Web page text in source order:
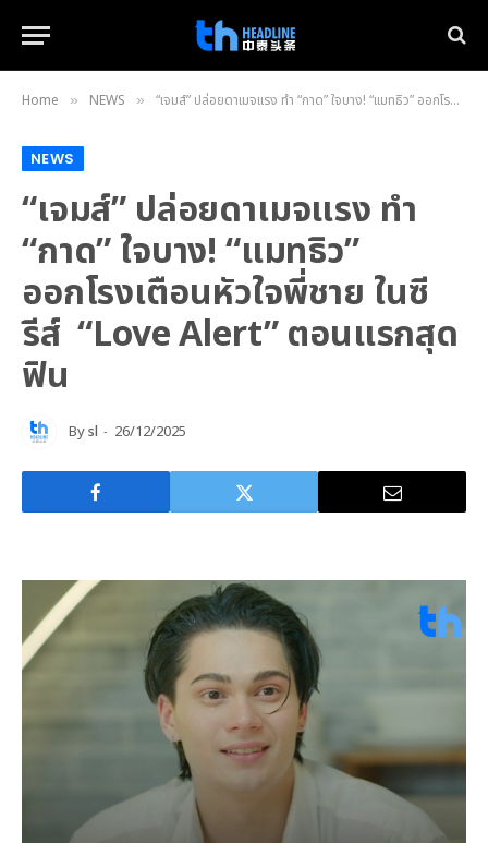
Home » NEWS » “เจมส์” ปล่อยดาเมจแรง ทำ “กาด” ใจบาง! “แมทธิว” ออกโรงเตือนหัวใจพี่ชาย ในซีรีส์ “Love Alert” ตอนแรกสุดฟิน
NEWS
“เจมส์” ปล่อยดาเมจแรง ทำ
“กาด” ใจบาง! “แมทธิว”
ออกโรงเตือนหัวใจพี่ชาย ในซี
รีส์ “Love Alert” ตอนแรกสุด
ฟิน
Bysl 26/12/2025